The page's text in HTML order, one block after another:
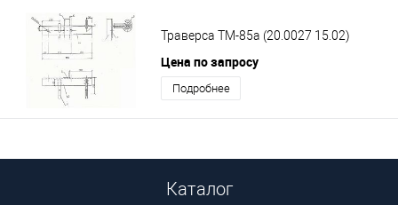
Траверса ТМ-85а (20.0027 15.02)
Цена по запросу
Подробнее
Каталог